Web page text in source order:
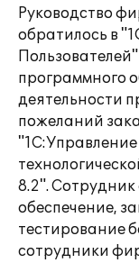
Руководство
обратилось в
программного
деятельности
пожеланий
"1С:Управление
8.2".
обеспечение,
тестирование
сотрудники